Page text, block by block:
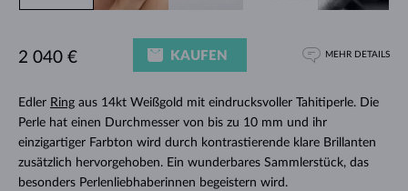
Edler Ringaus 14kt Weißgold mit eindrucksvoller Tahitiperle. Die
Perle hat einen Durchmesser von bis zu 10 mm und ihr
einzigartiger Farbton wird durch kontrastierende klare Brillanten
zusätzlich hervorgehoben. Ein wunderbares Sammlerstück, das
besonders Perlenliebhaberinnen begeistern wird.
2 040 € KAUFEN MEHR DETAILS